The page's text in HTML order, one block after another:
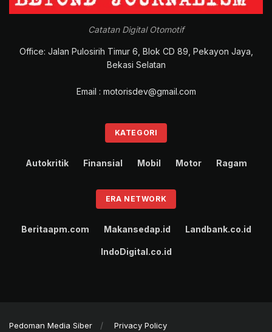
Catatan Digital Otomotif
Office: Jalan Pulosirih Timur 6, Blok CD 89, Pekayon Jaya,
Bekasi Selatan
Email : motorisdev@gmail.com
KATEGORI
Autokritik Finansial Mobil Motor Ragam
ERA NETWORK
Beritaapm.com Makansedap.id Landbank.co.id
IndoDigital.co.id
Pedoman Media Siber Privacy Policy